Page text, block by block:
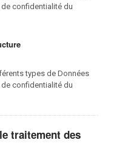
confidentialité du
types de Données
confidentialité du
traitement des